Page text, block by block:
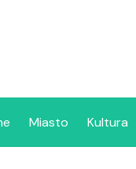
Miasto Kultura